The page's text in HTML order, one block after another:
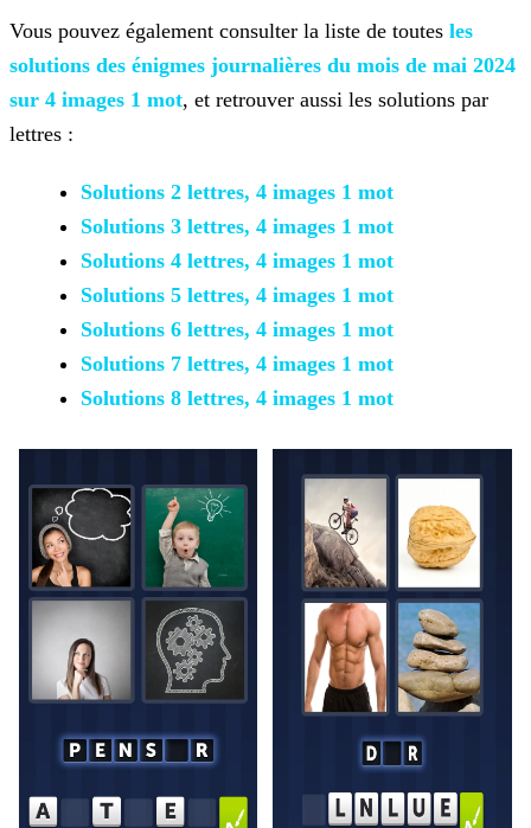
Vous pouvez également consulter la liste de toutes les
solutions des énigmes journalières du mois de mai 2024
sur 4 images 1 mot, et retrouver aussi les solutions par
lettres :
Solutions 2 lettres, 4 images 1 mot
Solutions 3 lettres, 4 images 1 mot
Solutions 4 lettres, 4 images 1 mot
Solutions 5 lettres, 4 images 1 mot
Solutions 6 lettres, 4 images 1 mot
Solutions 7 lettres, 4 images 1 mot
Solutions 8 lettres, 4 images 1 mot